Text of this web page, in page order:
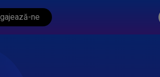
ne